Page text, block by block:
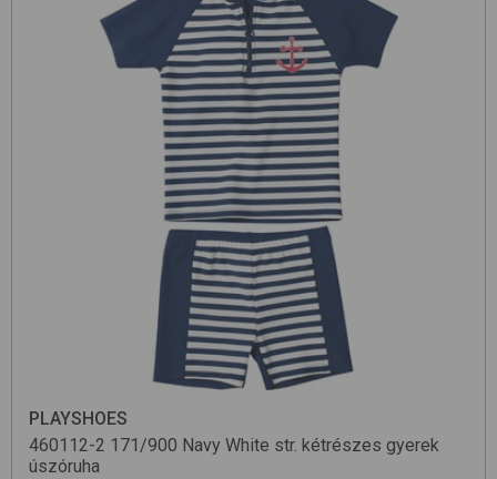
PLAYSHOES
460112-2 171/900 Navy White str. kétrészes gyerek
úszóruha